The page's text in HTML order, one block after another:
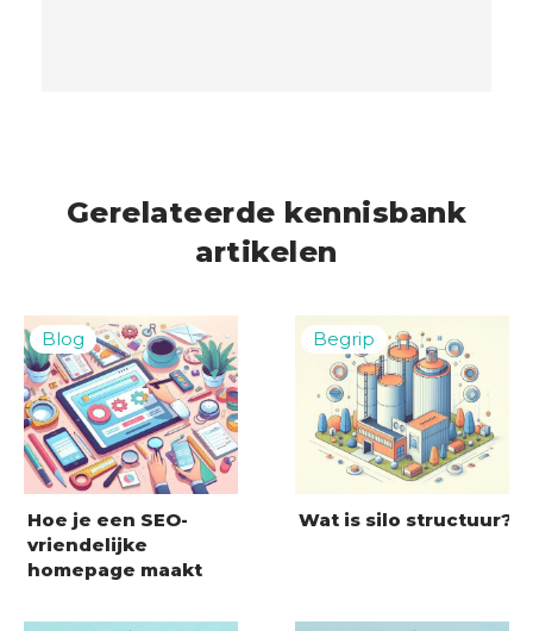
Gerelateerde kennisbank
artikelen
Hoe je een SEO-
vriendelijke
homepage maakt
Wat is silo structuur?